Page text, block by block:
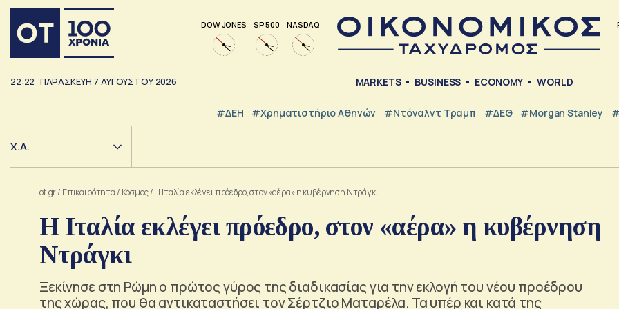
DOW JONES SP 500 NASDAQ
22:22 ΠΑΡΑΣΚΕΥΉ 7 ΑΥΓΟΎΣΤΟΥ 2026 MARKETS BUSINESS ECONOMY WORLD
#ΔΕΗ #Χρηματιστήριο Αθηνών #Ντόναλντ Τραμπ #ΔΕΘ #Morgan Stanley
Χ.Α.
ot.gr/ Επικαιρότητα / Κόσμος/Η Ιταλία εκλέγει πρόεδρο, στον «αέρα» η κυβέρνηση Ντράγκι
Η Ιταλία εκλέγει πρόεδρο, στον «αέρα» η κυβέρνηση
Ντράγκι
Ξεκίνησε στη Ρώμη ο πρώτος γύρος της διαδικασίας για την εκλογή του νέου προέδρου
της χώρας, που θα αντικαταστήσει τον Σέρτζιο Ματαρέλα. Τα υπέρ και κατά της